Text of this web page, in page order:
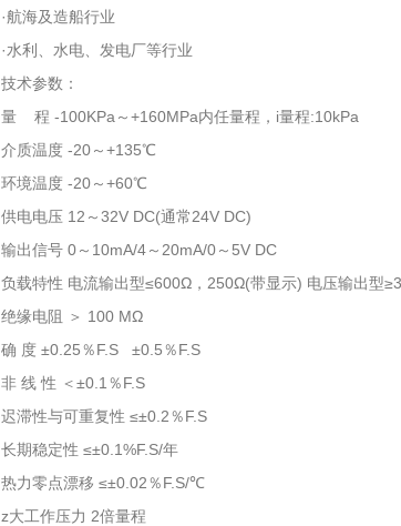
·航海及造船行业
·水利、水电、发电厂等行业
技术参数：
量 程 -100KPa～+160MPa内任量程，i量程:10kPa
介质温度 -20～+135℃
环境温度 -20～+60℃
供电电压 12～32V DC(通常24V DC)
输出信号 0～10mA/4～20mA/0～5V DC
负载特性 电流输出型≤600Ω，250Ω(带显示) 电压输出型
绝缘电阻 ＞ 100 MΩ
确 度 ±0.25％F.S ±0.5％F.S
非 线 性 ＜±0.1％F.S
迟滞性与可重复性 ≤±0.2％F.S
长期稳定性 ≤±0.1%F.S/年
热力零点漂移 ≤±0.02％F.S/℃
z大工作压力 2倍量程